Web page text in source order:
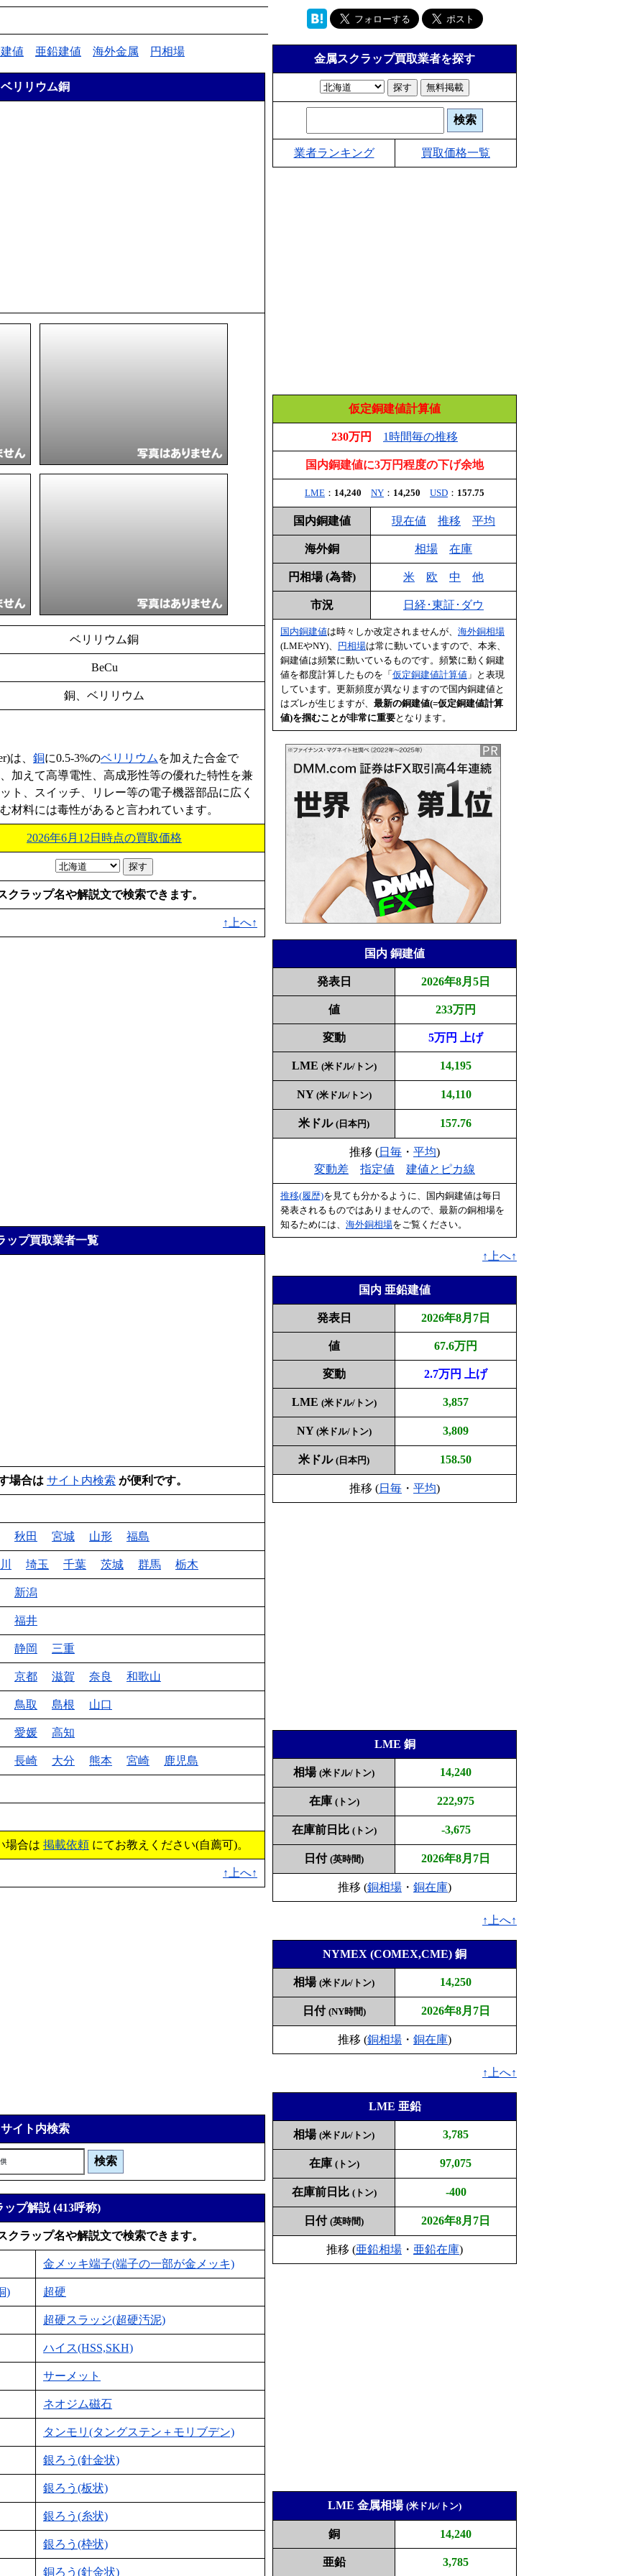
値 亜鉛建値 海外金属 円相場
ベリリウム銅
ベリリウム銅
BeCu
銅、ベリリウム
は、 銅に0.5-3%のベリリウム を加えた合金で
加えて高導電性、高成形性等の優れた特性を兼
ト、スイッチ、リレー等の電子機器部品に広く
材料には毒性があると言われています。
2026年6月12日時点の買取価格
クラップ名や解説文で検索できます。
↑上へ↑
ップ買取業者一覧
場合は サイト内検索 が便利です。
秋田 宮城 山形 福島
埼玉 千葉 茨城 群馬 栃木
新潟
福井
静岡 三重
京都 滋賀 奈良 和歌山
鳥取 島根 山口
愛媛 高知
長崎 大分 熊本 宮崎 鹿児島
場合は 掲載依頼 にてお教えください(自薦可)。
↑上へ↑
サイト内検索
ップ解説 (413呼称)
クラップ名や解説文で検索できます。
金メッキ端子(端子の一部が金メッキ)
) 超硬
超硬スラッジ(超硬汚泥)
ハイス(HSS,SKH)
サーメット
ネオジム磁石
タンモリ(タングステン＋モリブデン)
銀ろう(針金状)
銀ろう(板状)
銀ろう(糸状)
銀ろう(枠状)
銅ろう(針金状)
金属スクラップ買取業者を探す
業者ランキング 買取価格一覧
仮定銅建値計算値
230万円 1時間毎の推移
国内銅建値に3万円程度の下げ余地
LME ： 14,240 NY ： 14,250 USD ： 157.75
国内銅建値 現在値 推移 平均
海外銅 相場 在庫
円相場 (為替) 米 欧 中 他
市況 日経･東証･ダウ
国内銅建値は時々しか改定されませんが、 海外銅相場
(LMEやNY)、
円相場は常に動いていますので、本来、
銅建値は頻繁に動いているものです。頻繁に動く銅建
値を都度計算したものを「 仮定銅建値計算値 」と表現
しています。更新頻度が異なりますので国内銅建値と
はズレが生じますが、 最新の銅建値(=仮定銅建値計算
値)を掴むことが非常に重要となります。
国内 銅建値
発表日 2026年8月5日
値 233万円
変動 5万円 上げ
LME (米ドル/トン) 14,195
NY (米ドル/トン) 14,110
米ドル (日本円) 157.76
推移 (日毎 ・ 平均)
変動差
指定値 建値とピカ線
推移(履歴)を見ても分かるように、国内銅建値は毎日
発表されるものではありませんので、最新の銅相場を
知るためには、 海外銅相場をご覧ください。
↑上へ↑
国内 亜鉛建値
発表日 2026年8月7日
値 67.6万円
変動 2.7万円 上げ
LME (米ドル/トン) 3,857
NY (米ドル/トン) 3,809
米ドル (日本円) 158.50
推移 (日毎 ・ 平均)
LME 銅
相場 (米ドル/トン) 14,240
在庫 (トン) 222,975
在庫前日比 (トン) -3,675
日付 (英時間) 2026年8月7日
推移 (銅相場 ・ 銅在庫)
↑上へ↑
NYMEX (COMEX,CME) 銅
相場 (米ドル/トン) 14,250
日付 (NY時間) 2026年8月7日
推移 (銅相場 ・ 銅在庫)
↑上へ↑
LME 亜鉛
相場 (米ドル/トン) 3,785
在庫 (トン) 97,075
在庫前日比 (トン) -400
日付 (英時間) 2026年8月7日
推移 (亜鉛相場 ・ 亜鉛在庫)
LME 金属相場 (米ドル/トン)
銅 14,240
亜鉛 3,785